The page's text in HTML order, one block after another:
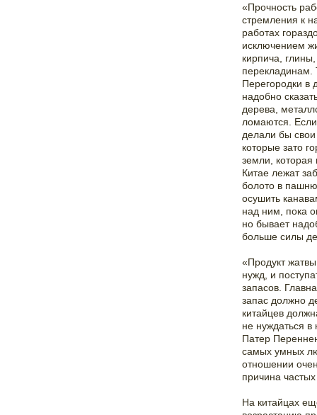
«Прочность
стремления к
работах
исключением
кирпича,
перекладинам.
Перегородки в
надобно
дерева,
ломаются.
делали бы
которые зато
земли, которая
Китае лежат
болото в
осушить
над ним, пока
но бывает
больше силы
«Продукт
нужд, и
запасов.
запас должно
китайцев
не нуждаться в
Патер
самых умных
отношении
причина
На китайцах